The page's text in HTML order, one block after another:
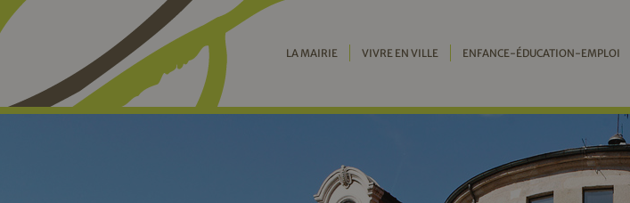
LA MAIRIE VIVRE EN VILLE ENFANCE-ÉDUCATION-EMPLOI